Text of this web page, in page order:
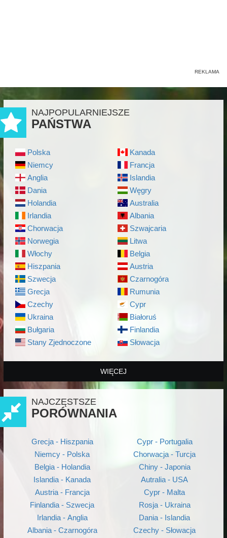
NAJPOPULARNIEJSZE
PAŃSTWA
Polska
Niemcy
Anglia
Dania
Holandia
Irlandia
Chorwacja
Norwegia
Włochy
Hiszpania
Szwecja
Grecja
Czechy
Ukraina
Bułgaria
Stany Zjednoczone
Kanada
Francja
Islandia
Węgry
Australia
Albania
Szwajcaria
Litwa
Belgia
Austria
Czarnogóra
Rumunia
Cypr
Białoruś
Finlandia
Słowacja
WIĘCEJ
NAJCZĘSTSZE
PORÓWNANIA
Grecja - Hiszpania
Niemcy - Polska
Belgia - Holandia
Islandia - Kanada
Austria - Francja
Finlandia - Szwecja
Irlandia - Anglia
Albania - Czarnogóra
Cypr - Portugalia
Chorwacja - Turcja
Chiny - Japonia
Autralia - USA
Cypr - Malta
Rosja - Ukraina
Dania - Islandia
Czechy - Słowacja